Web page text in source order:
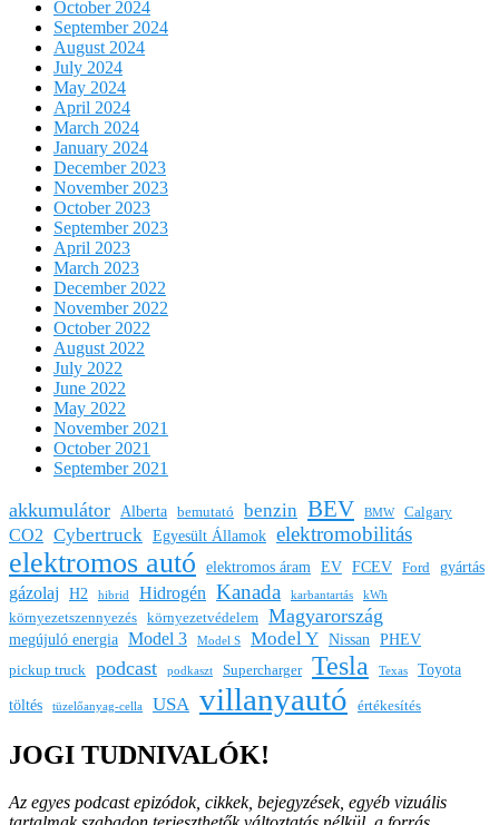
October 2024
September 2024
August 2024
July 2024
May 2024
April 2024
March 2024
January 2024
December 2023
November 2023
October 2023
September 2023
April 2023
March 2023
December 2022
November 2022
October 2022
August 2022
July 2022
June 2022
May 2022
November 2021
October 2021
September 2021
akkumulátor Alberta bemutató benzin BEV BMW Calgary
CO2 Cybertruck Egyesült Államok elektromobilitás
elektromos autó elektromos áram EV FCEV Ford gyártás
gázolaj H2 hibrid Hidrogén Kanada karbantartás kWh
környezetszennyezés környezetvédelem Magyarország
megújuló energia Model 3 Model S Model Y Nissan PHEV
pickup truck podcast podkaszt Supercharger Tesla Texas
Toyota
töltés
tüzelőanyag-cella USA villanyautó értékesítés
JOGI TUDNIVALÓK!
Az egyes podcast epizódok, cikkek, bejegyzések, egyéb vizuális